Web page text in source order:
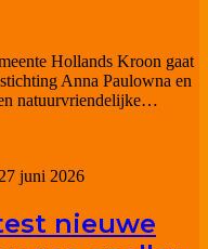
Hollands Kroon gaat
Anna Paulowna en
natuurvriendelijke…
27 juni 2026
nieuwe